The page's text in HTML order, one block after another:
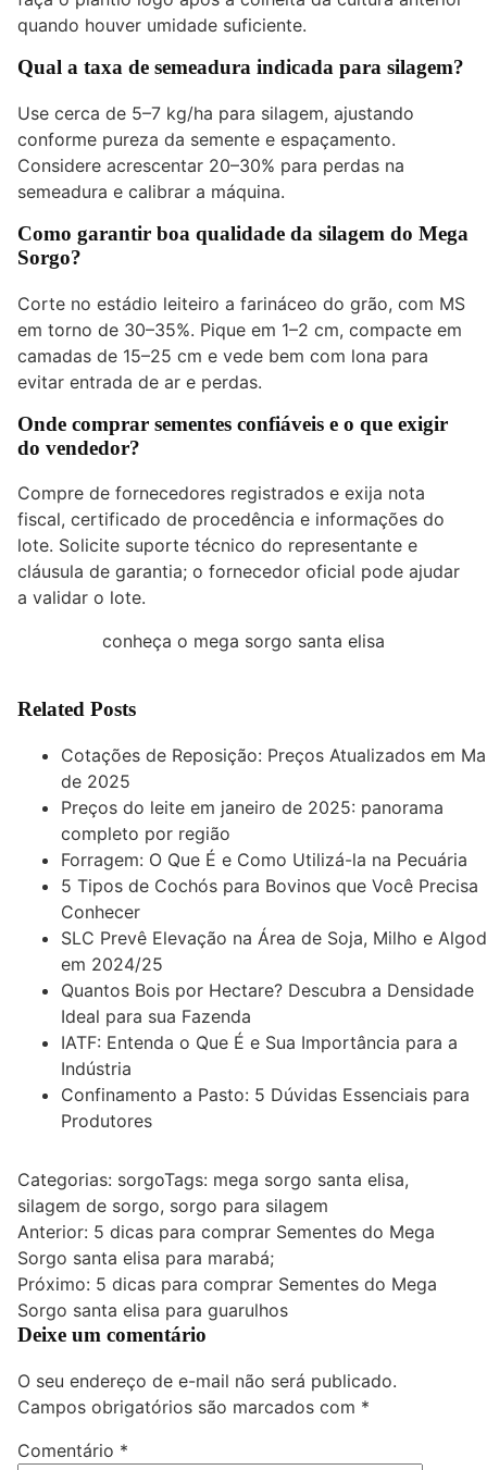
quando houver umidade suficiente.
Qual a taxa de semeadura indicada para silagem?
Use cerca de 5–7 kg/ha para silagem, ajustando
conforme pureza da semente e espaçamento.
Considere acrescentar 20–30% para perdas na
semeadura e calibrar a máquina.
Como garantir boa qualidade da silagem do Mega
Sorgo?
Corte no estádio leiteiro a farináceo do grão, com MS
em torno de 30–35%. Pique em 1–2 cm, compacte em
camadas de 15–25 cm e vede bem com lona para
evitar entrada de ar e perdas.
Onde comprar sementes confiáveis e o que exigir
do vendedor?
Compre de fornecedores registrados e exija nota
fiscal, certificado de procedência e informações do
lote. Solicite suporte técnico do representante e
cláusula de garantia; o fornecedor oficial pode ajudar
a validar o lote.
conheça o mega sorgo santa elisa
Related Posts
Cotações de Reposição: Preços Atualizados em
de 2025
Preços do leite em janeiro de 2025: panorama
completo por região
Forragem: O Que É e Como Utilizá-la na Pecuária
5 Tipos de Cochós para Bovinos que Você Precisa
Conhecer
SLC Prevê Elevação na Área de Soja, Milho e
em 2024/25
Quantos Bois por Hectare? Descubra a Densidade
Ideal para sua Fazenda
IATF: Entenda o Que É e Sua Importância para a
Indústria
Confinamento a Pasto: 5 Dúvidas Essenciais para
Produtores
Categorias: sorgoTags: mega sorgo santa elisa,
silagem de sorgo, sorgo para silagem
Navegação
de
Post
Anterior: 5 dicas para comprar Sementes do Mega
Sorgo santa elisa para marabá;
Próximo: 5 dicas para comprar Sementes do Mega
Sorgo santa elisa para guarulhos
Deixe um comentário
O seu endereço de e-mail não será publicado.
Campos obrigatórios são marcados com *
Comentário *